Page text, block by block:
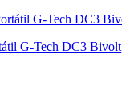
G-Tech DC3 Bivolt